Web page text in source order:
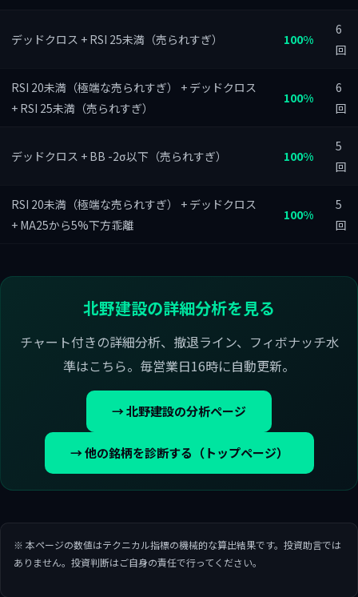
デッドクロス + RSI 25未満（売られすぎ） 100%
6
回
RSI 20未満（極端な売られすぎ） + デッドクロス
+ RSI 25未満（売られすぎ）
100%
6
回
デッドクロス + BB -2σ以下（売られすぎ） 100%
5
回
RSI 20未満（極端な売られすぎ） + デッドクロス
+ MA25から5%下方乖離
100%
5
回
北野建設の詳細分析を見る
チャート付きの詳細分析、撤退ライン、フィボナッチ水
準はこちら。毎営業日16時に自動更新。
→ 北野建設の分析ページ
→ 他の銘柄を診断する（トップページ）
※ 本ページの数値はテクニカル指標の機械的な算出結果です。投資助言では
ありません。投資判断はご自身の責任で行ってください。